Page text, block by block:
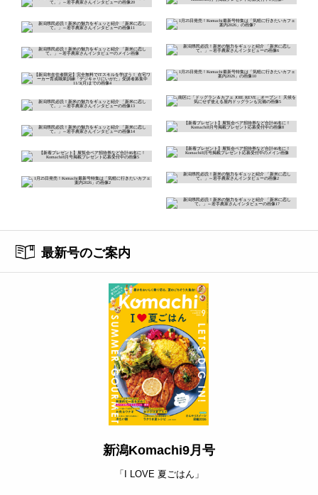
最新号のご案内
新潟Komachi9月号
「I LOVE 夏ごはん」